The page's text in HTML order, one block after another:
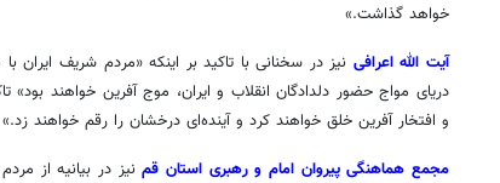
خواهد گذاشت.»
آیت الله اعرافی نیز در سخنانی با تاکید بر اینکه «مردم شریف
دریای مواج حضور دلدادگان انقلاب و ایران، موج آفرین خواهند
و افتخار آفرین خلق خواهند کرد و آینده‌ای درخشان را رقم خواهند زد.»
مجمع هماهنگی پیروان امام و رهبری استان قمنیز در بیانیه از